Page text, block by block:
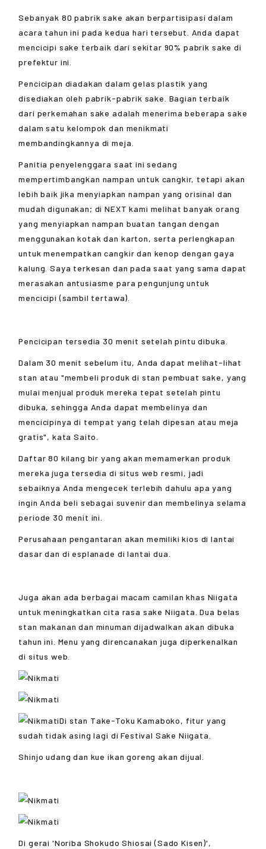
Sebanyak 80 pabrik sake akan berpartisipasi dalam
acara tahun ini pada kedua hari tersebut. Anda dapat
mencicipi sake terbaik dari sekitar 90% pabrik sake di
prefektur ini.
Pencicipan diadakan dalam gelas plastik yang
disediakan oleh pabrik-pabrik sake. Bagian terbaik
dari perkemahan sake adalah menerima beberapa sake
dalam satu kelompok dan menikmati
membandingkannya di meja.
Panitia penyelenggara saat ini sedang
mempertimbangkan nampan untuk cangkir, tetapi akan
lebih baik jika menyiapkan nampan yang orisinal dan
mudah digunakan; di NEXT kami melihat banyak orang
yang menyiapkan nampan buatan tangan dengan
menggunakan kotak dan karton, serta perlengkapan
untuk menempatkan cangkir dan kenop dengan gaya
kalung. Saya terkesan dan pada saat yang sama dapat
merasakan antusiasme para pengunjung untuk
mencicipi (sambil tertawa).
Pencicipan tersedia 30 menit setelah pintu dibuka.
Dalam 30 menit sebelum itu, Anda dapat melihat-lihat
stan atau "membeli produk di stan pembuat sake, yang
mulai menjual produk mereka tepat setelah pintu
dibuka, sehingga Anda dapat membelinya dan
mencicipinya di tempat yang telah dipesan atau meja
gratis", kata Saito.
Daftar 80 kilang bir yang akan memamerkan produk
mereka juga tersedia di situs web resmi, jadi
sebaiknya Anda mengecek terlebih dahulu apa yang
ingin Anda beli sebagai suvenir dan membelinya selama
periode 30 menit ini.
Perusahaan pengantaran akan memiliki kios di lantai
dasar dan di esplanade di lantai dua.
Juga akan ada berbagai macam camilan khas Niigata
untuk meningkatkan cita rasa sake Niigata. Dua belas
stan makanan dan minuman dijadwalkan akan dibuka
tahun ini. Menu yang direncanakan juga diperkenalkan
di situs web.
Di stan Take-Toku Kamaboko, fitur yang
sudah tidak asing lagi di Festival Sake Niigata.
Shinjo udang dan kue ikan goreng akan dijual.
Di gerai 'Noriba Shokudo Shiosai (Sado Kisen)',